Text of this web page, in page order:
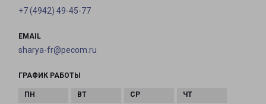
+7 (4942) 49-45-77
EMAIL
sharya-fr@pecom.ru
ГРАФИК РАБОТЫ